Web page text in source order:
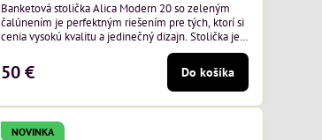
Banketová stolička Alica Modern 20 so zeleným
čalúnením je perfektným riešením pre tých, ktorí si
cenia vysokú kvalitu a jedinečný dizajn. Stolička je
výnimočná použitím vysoko kvalitného tmavo
zeleného zamatového čalúnenia od poľského
výrobcu Davis ktorého látka má hmotnosť 390
g/m², čo zaručuje výnimočnú odolnosť a pohodlie.
Kostra je tmavo hnedá.
50 € Do košíka
NOVINKA